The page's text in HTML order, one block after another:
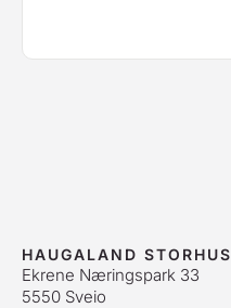
HAUGALAND
Ekrene Næringspark 33
5550 Sveio